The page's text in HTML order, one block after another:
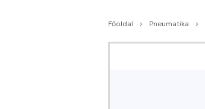
Főoldal Pneumatika